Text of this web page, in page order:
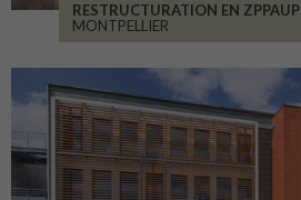
RESTRUCTURATION EN ZPPAUP
MONTPELLIER